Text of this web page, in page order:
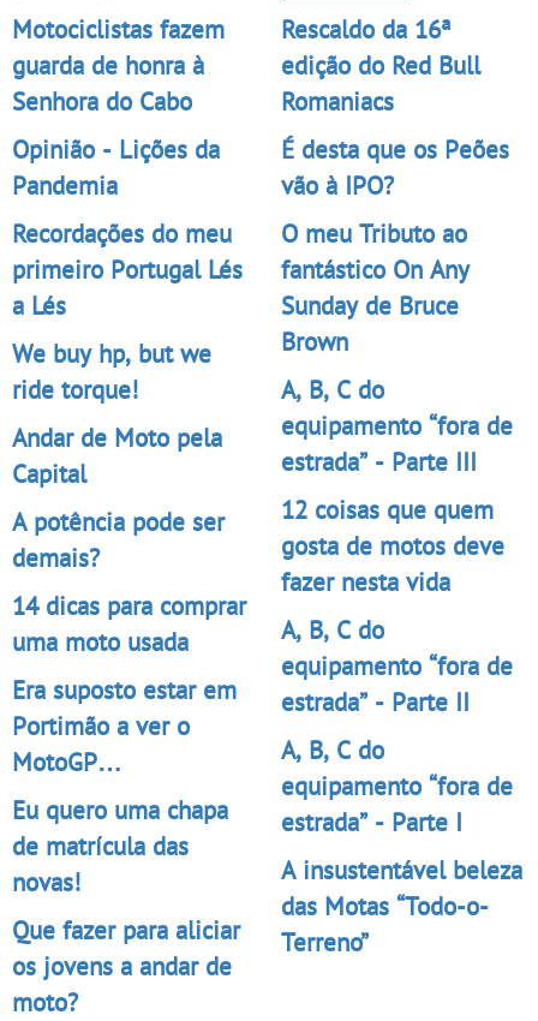
Motociclistas fazem
guarda de honra à
Senhora do Cabo
Opinião - Lições da
Pandemia
Recordações do meu
primeiro Portugal Lés
a Lés
We buy hp, but we
ride torque!
Andar de Moto pela
Capital
A potência pode ser
demais?
14 dicas para comprar
uma moto usada
Era suposto estar em
Portimão a ver o
MotoGP…
Eu quero uma chapa
de matrícula das
novas!
Que fazer para aliciar
os jovens a andar de
moto?
Rescaldo da 16ª
edição do Red Bull
Romaniacs
É desta que os Peões
vão à IPO?
O meu Tributo ao
fantástico On Any
Sunday de Bruce
Brown
A, B, C do
equipamento “fora de
estrada” - Parte III
12 coisas que quem
gosta de motos deve
fazer nesta vida
A, B, C do
equipamento “fora de
estrada” - Parte II
A, B, C do
equipamento “fora de
estrada” - Parte I
A insustentável beleza
das Motas “Todo-o-
Terreno”